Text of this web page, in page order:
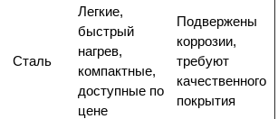
Сталь
Легкие,
быстрый
нагрев,
компактные,
доступные по
цене
Подвержены
коррозии,
требуют
качественного
покрытия